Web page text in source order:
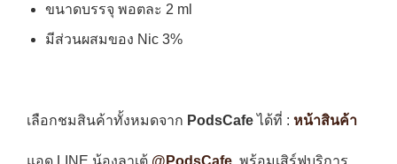
ขนาดบรรจุ พอตละ 2 ml
มีส่วนผสมของ Nic 3%
เลือกชมสินค้าทั้งหมดจาก PodsCafeได้ที่ : หน้าสินค้า
แอด LINE น้องลาเต้ @PodsCafe พร้อมเสิร์ฟบริการ